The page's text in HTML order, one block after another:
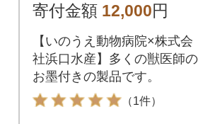
寄付金額 12,000円
【いのうえ動物病院×株式会
社浜口水産】多くの獣医師の
お墨付きの製品です。
（1件）